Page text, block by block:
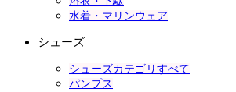
水着・マリンウェア
シューズ
シューズカテゴリすべて
パンプス